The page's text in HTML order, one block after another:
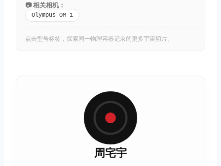
📷 相关相机：
Olympus OM-1
点击型号标签，探索同一物理容器记录的更多宇宙切片。
周宅宇